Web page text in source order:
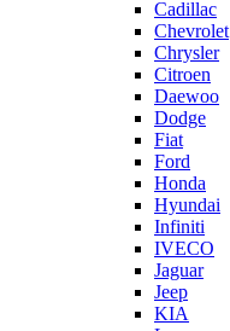
Cadillac
Chevrolet
Chrysler
Citroen
Daewoo
Dodge
Fiat
Ford
Honda
Hyundai
Infiniti
IVECO
Jaguar
Jeep
KIA